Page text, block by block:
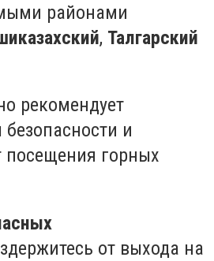
районами
, Талгарский
рекомендует
и
посещения горных
от выхода на